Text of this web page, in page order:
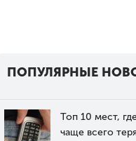
ПОПУЛЯРНЫЕ
Топ 10 мест,
чаще всего